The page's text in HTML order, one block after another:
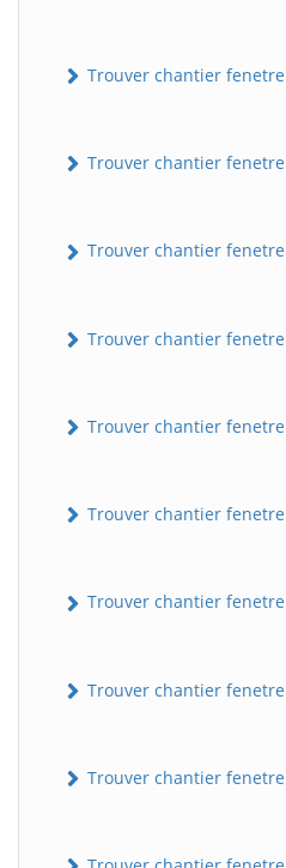
Trouver chantier
Trouver chantier
Trouver chantier
Trouver chantier
Trouver chantier
Trouver chantier
Trouver chantier
Trouver chantier
Trouver chantier